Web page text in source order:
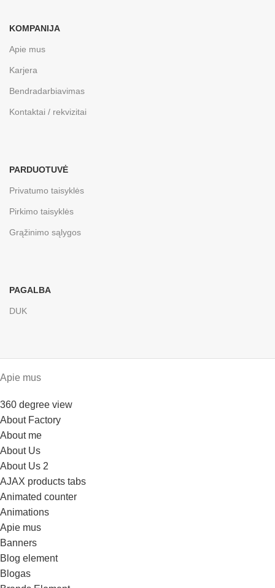
KOMPANIJA
Apie mus
Karjera
Bendradarbiavimas
Kontaktai / rekvizitai
PARDUOTUVĖ
Privatumo taisyklės
Pirkimo taisyklės
Grąžinimo sąlygos
PAGALBA
DUK
Apie mus
360 degree view
About Factory
About me
About Us
About Us 2
AJAX products tabs
Animated counter
Animations
Apie mus
Banners
Blog element
Blogas